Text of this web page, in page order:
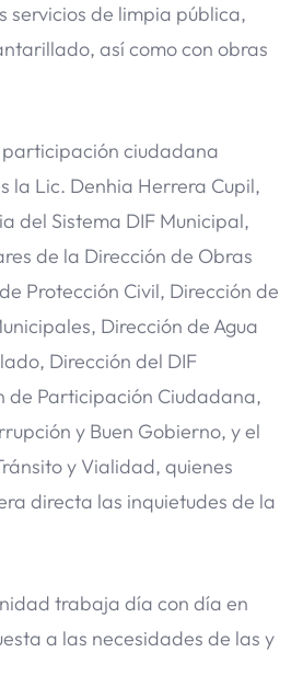
servicios de limpia pública,
así como con obras
participación ciudadana
la Lic. Denhia Herrera Cupil,
del Sistema DIF Municipal,
de la Dirección de Obras
Protección Civil, Dirección de
Dirección de Agua
Dirección del DIF
de Participación Ciudadana,
y Buen Gobierno, y el
y Vialidad, quienes
directa las inquietudes de la
trabaja día con día en
a las necesidades de las y